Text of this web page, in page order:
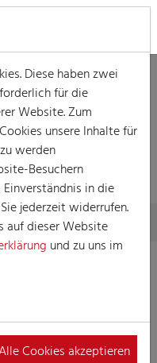
un
Aldermaat
Diese haben zwei
für die
Website. Zum
unsere Inhalte für
werden
Besuchern
in die
jederzeit widerrufen.
auf dieser Website
und zu uns im
Cookies akzeptieren